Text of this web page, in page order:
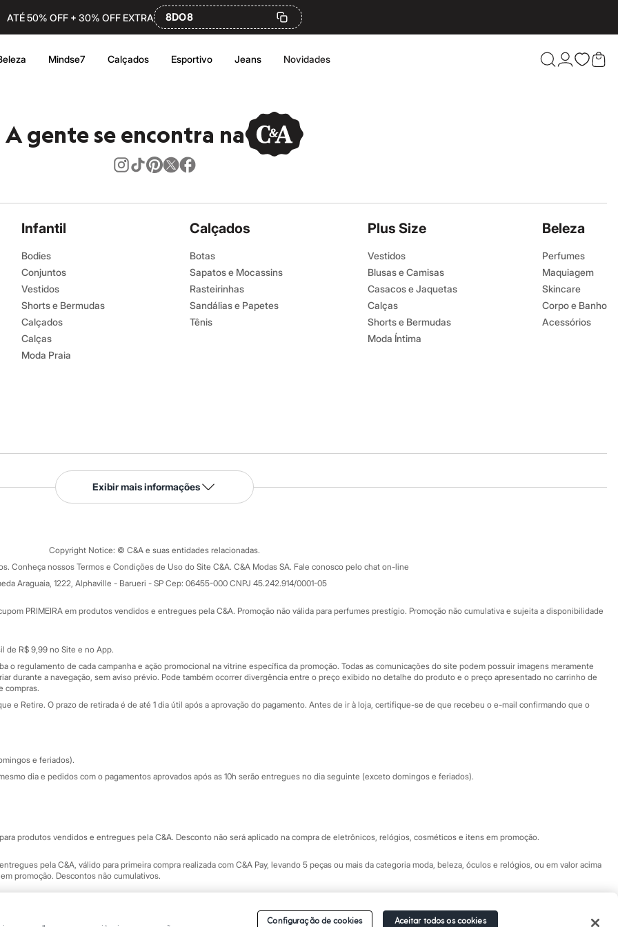
ATÉ 50% OFF + 30% OFF EXTRA 8DO8
Mindse7 Calçados Esportivo Jeans Novidades
Confira
A gente se encontra na
Infantil
Bodies
Conjuntos
Vestidos
Shorts e Bermudas
Calçados
Calças
Moda Praia
Calçados
Botas
Sapatos e Mocassins
Rasteirinhas
Sandálias e Papetes
Tênis
Plus Size
Vestidos
Blusas e Camisas
Casacos e Jaquetas
Calças
Shorts e Bermudas
Moda Íntima
Beleza
Perfumes
Maquiagem
Skincare
Corpo e Banho
Acessórios
Serviços
Tipos de serviços
Formas de pagamento
Todas as vantagens
Minha C&A
Cupons de desconto
Atendimento
Fale conosco
Central de ética
Eventos
Exibir mais informações
Copyright Notice: © C&A e suas entidades relacionadas.
Conheça nossos Termos e Condições de Uso do Site C&A. C&A Modas SA. Fale conosco pelo chat on-line
Araguaia, 1222, Alphaville - Barueri - SP Cep: 06455-000 CNPJ 45.242.914/0001-05
PRIMEIRA em produtos vendidos e entregues pela C&A. Promoção não válida para perfumes prestígio. Promoção não cumulativa e sujeita a disponibilidade
de R$ 9,99 no Site e no App.
o regulamento de cada campanha e ação promocional na vitrine específica da promoção. Todas as comunicações do site podem possuir imagens meramente
durante a navegação, sem aviso prévio. Pode também ocorrer divergência entre o preço exibido no detalhe do produto e o preço apresentado no carrinho de
compras.
e Retire. O prazo de retirada é de até 1 dia útil após a aprovação do pagamento. Antes de ir à loja, certifique-se de que recebeu o e-mail confirmando que o
e feriados).
dia e pedidos com o pagamentos aprovados após as 10h serão entregues no dia seguinte (exceto domingos e feriados).
produtos vendidos e entregues pela C&A. Desconto não será aplicado na compra de eletrônicos, relógios, cosméticos e itens em promoção.
pela C&A, válido para primeira compra realizada com C&A Pay, levando 5 peças ou mais da categoria moda, beleza, óculos e relógios, ou em valor acima
promoção. Descontos não cumulativos.
Configuração de cookies Aceitar todos os cookies